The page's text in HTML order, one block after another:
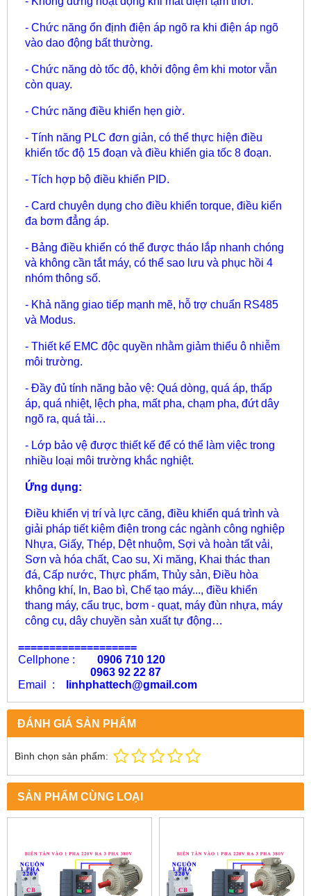
- Chức năng ổn định điện áp ngõ ra khi điện áp ngõ
vào dao động bất thường.
- Chức năng dò tốc độ, khởi động êm khi motor vẫn
còn quay.
- Chức năng điều khiển hẹn giờ.
- Tính năng PLC đơn giản, có thể thực hiện điều
khiển tốc độ 15 đoạn và điều khiển gia tốc 8 đoạn.
- Tích hợp bộ điều khiển PID.
- Card chuyên dụng cho điều khiển torque, điều kiển
đa bơm đẳng áp.
- Bảng điều khiển có thể được tháo lắp nhanh chóng
và không cần tắt máy, có thể sao lưu và phục hồi 4
nhóm thông số.
- Khả năng giao tiếp mạnh mẽ, hỗ trợ chuẩn RS485
và Modus.
- Thiết kế EMC độc quyền nhằm giảm thiểu ô nhiễm
môi trường.
- Đầy đủ tính năng bảo vệ: Quá dòng, quá áp, thấp
áp, quá nhiệt, lệch pha, mất pha, chạm pha, đứt dây
ngõ ra, quá tải…
- Lớp bảo vệ được thiết kế để có thể làm việc trong
nhiều loại môi trường khắc nghiệt.
Ứng dụng:
Điều khiển vị trí và lực căng, điều khiển quá trình và
giải pháp tiết kiệm điện trong các ngành công nghiệp
Nhựa, Giấy, Thép, Dệt nhuộm, Sợi và hoàn tất vải,
Sơn và hóa chất, Cao su, Xi măng, Khai thác than
đá, Cấp nước, Thực phẩm, Thủy sản, Điều hòa
không khí, In, Bao bì, Chế tạo máy..., điều khiển
thang máy, cẩu trục, bơm - quạt, máy đùn nhựa, máy
công cụ, dây chuyền sản xuất tự động…
===================
Cellphone : 0906 710 120
0963 92 22 87
Email :
linhphattech@gmail.com
ĐÁNH GIÁ SẢN PHẨM
Bình chọn sản phẩm:
SẢN PHẨM CÙNG LOẠI